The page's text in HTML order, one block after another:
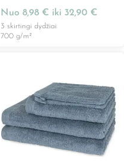
Nuo 8,98 € iki 32,90 €
3 skirtingi dydžiai
700 g/m²